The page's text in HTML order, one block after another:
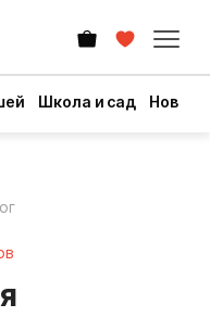
Школа и сад Новый